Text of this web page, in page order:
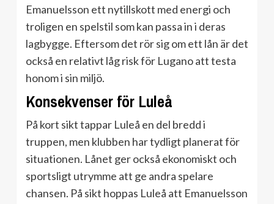
Emanuelsson ett nytillskott med energi och
troligen en spelstil som kan passa in i deras
lagbygge. Eftersom det rör sig om ett lån är det
också en relativt låg risk för Lugano att testa
honom i sin miljö.
Konsekvenser för Luleå
På kort sikt tappar Luleå en del bredd i
truppen, men klubben har tydligt planerat för
situationen. Lånet ger också ekonomiskt och
sportsligt utrymme att ge andra spelare
chansen. På sikt hoppas Luleå att Emanuelsson